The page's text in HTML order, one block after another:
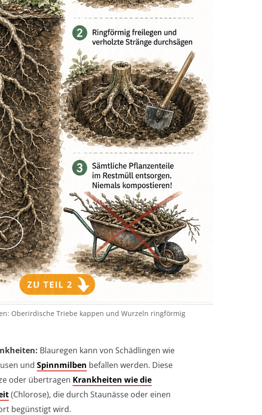
Oberirdische Triebe kappen und Wurzeln ringförmig
Blauregen kann von Schädlingen wie
und Spinnmilben befallen werden. Diese
oder übertragen Krankheiten wie die
(Chlorose), die durch Staunässe oder einen
begünstigt wird.